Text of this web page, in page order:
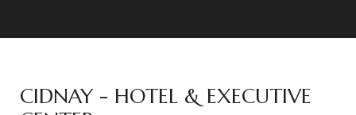
CIDNAY - HOTEL & EXECUTIVE